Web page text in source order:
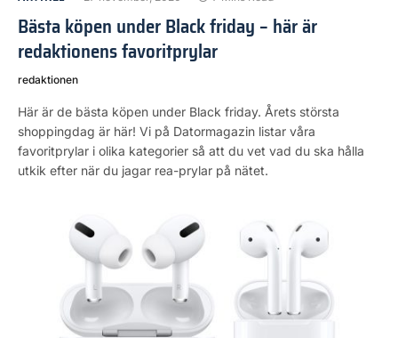
Bästa köpen under Black friday – här är
redaktionens favoritprylar
redaktionen
Här är de bästa köpen under Black friday. Årets största
shoppingdag är här! Vi på Datormagazin listar våra
favoritprylar i olika kategorier så att du vet vad du ska hålla
utkik efter när du jagar rea-prylar på nätet.